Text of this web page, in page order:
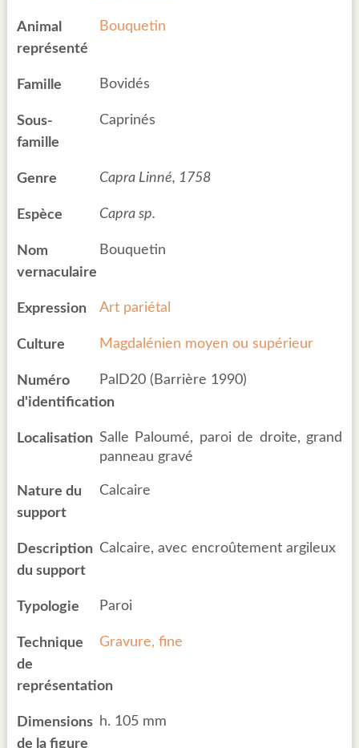
Animal
représenté
Bouquetin
Famille Bovidés
Sous-
famille
Caprinés
Genre Capra Linné, 1758
Espèce Capra sp.
Nom
vernaculaire
Bouquetin
Expression Art pariétal
Culture Magdalénien moyen ou supérieur
Numéro
d'identification
PalD20 (Barrière 1990)
Localisation Salle Paloumé, paroi de droite, grand
panneau gravé
Nature du
support
Calcaire
Description
du support
Calcaire, avec encroûtement argileux
Typologie Paroi
Technique
de
représentation
Gravure, fine
Dimensions
de la figure
h. 105 mm